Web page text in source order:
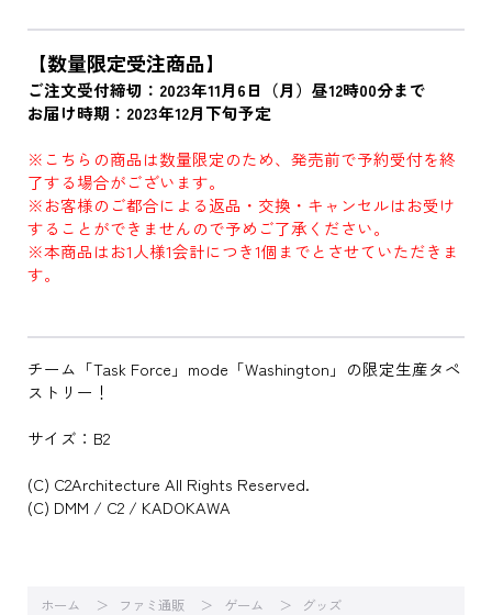
【数量限定受注商品】
ご注文受付締切：2023年11月6日（月）昼12時00分まで
お届け時期：2023年12月下旬予定
※こちらの商品は数量限定のため、発売前で予約受付を終
了する場合がございます。
※お客様のご都合による返品・交換・キャンセルはお受け
することができませんので予めご了承ください。
※本商品はお1人様1会計につき1個までとさせていただきま
す。
チーム「Task Force」mode「Washington」の限定生産タペ
ストリー！
サイズ：B2
(C) C2Architecture All Rights Reserved.
(C) DMM / C2 / KADOKAWA
ホーム ファミ通販 ゲーム
グッズ